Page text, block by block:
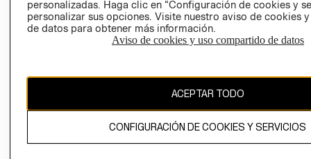
El contenido de esta página web está protegido por copyright y es
personalizadas. Haga clic en “Configuración de cookies y
personalizar sus opciones. Visite nuestro aviso de cookies
de datos para obtener más información.
Aviso de cookies y uso compartido de datos
ACEPTAR TODO
CONFIGURACIÓN DE COOKIES Y SERVICIOS